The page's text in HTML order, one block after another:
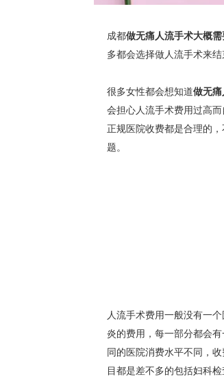
成都做无痛人流手术大概
多都会选择做人流手术来
很多女性都会想知道做无
会担心人流手术费用过高
正规医院收费都是合理的
题。
人流手术费用一般没有一
炎的费用，每一部分都会
同的医院消费水平不同，
目都是差不多的包括妇科